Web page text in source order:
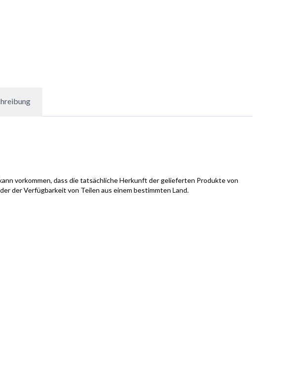
vorkommen, dass die tatsächliche Herkunft der gelieferten Produkte von
der Verfügbarkeit von Teilen aus einem bestimmten Land.